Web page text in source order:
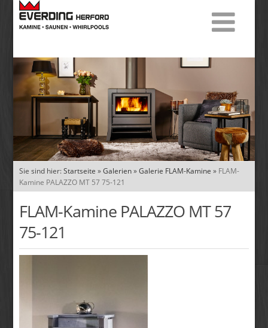
Sie sind hier:Startseite »Galerien»Galerie FLAM-Kamine » FLAM-
Kamine PALAZZO MT 57 75-121
FLAM-Kamine PALAZZO MT 57
75-121